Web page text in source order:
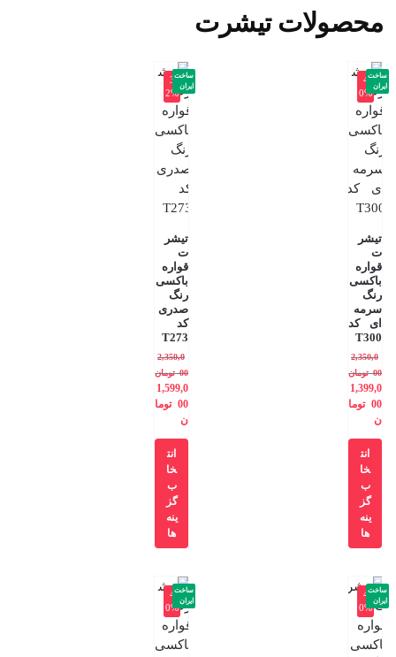
محصولات تیشرت
-4
0%
تیشر
ت
قواره
باکسی
رنگ
سرمه
ای کد
T300
2,350,0
00 تومان
1,399,0
00 توما
ن
ساخت
ایران
انت
خا
ب
گز
ینه
ها
-3
2%
تیشر
ت
قواره
باکسی
رنگ
صدری
کد
T273
2,350,0
00 تومان
1,599,0
00 توما
ن
ساخت
ایران
انت
خا
ب
گز
ینه
ها
-4
0%
ساخت
ایران
-4
0%
ساخت
ایران